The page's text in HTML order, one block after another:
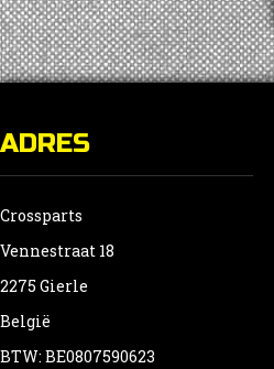
ADRES
Crossparts
Vennestraat 18
2275 Gierle
België
BTW: BE0807590623